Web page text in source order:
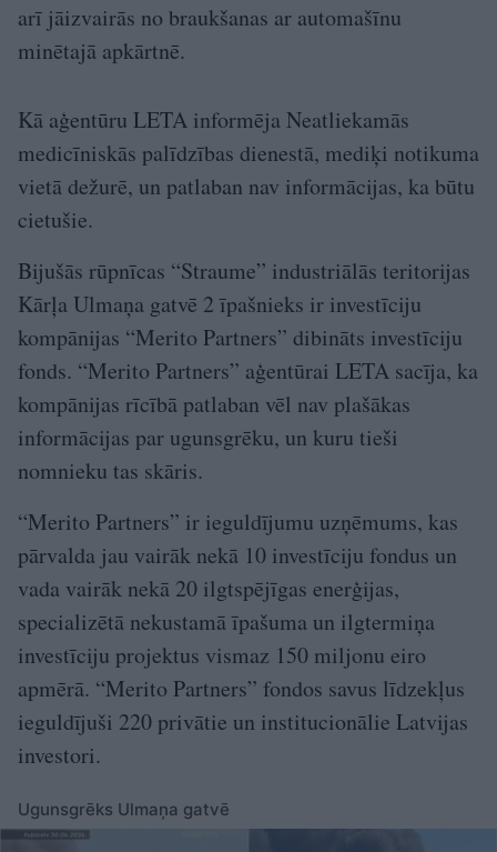
arī jāizvairās no braukšanas ar automašīnu
minētajā apkārtnē.
Kā aģentūru LETA informēja Neatliekamās
medicīniskās palīdzības dienestā, mediķi notikuma
vietā dežurē, un patlaban nav informācijas, ka būtu
cietušie.
Bijušās rūpnīcas “Straume” industriālās teritorijas
Kārļa Ulmaņa gatvē 2 īpašnieks ir investīciju
kompānijas “Merito Partners” dibināts investīciju
fonds. “Merito Partners” aģentūrai LETA sacīja, ka
kompānijas rīcībā patlaban vēl nav plašākas
informācijas par ugunsgrēku, un kuru tieši
nomnieku tas skāris.
“Merito Partners” ir ieguldījumu uzņēmums, kas
pārvalda jau vairāk nekā 10 investīciju fondus un
vada vairāk nekā 20 ilgtspējīgas enerģijas,
specializētā nekustamā īpašuma un ilgtermiņa
investīciju projektus vismaz 150 miljonu eiro
apmērā. “Merito Partners” fondos savus līdzekļus
ieguldījuši 220 privātie un institucionālie Latvijas
investori.
Ugunsgrēks Ulmaņa gatvē